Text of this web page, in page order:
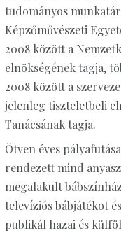
tudományos
Képzőművészeti
2008 között a
elnökségének tagja,
2008 között a
jelenleg tiszteletbeli
Tanácsának tagja.
Ötven éves
rendezett mind
megalakult
televíziós bábjátékot
publikál hazai és